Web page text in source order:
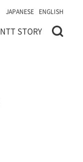
JAPANESE ENGLISH
NTT STORY